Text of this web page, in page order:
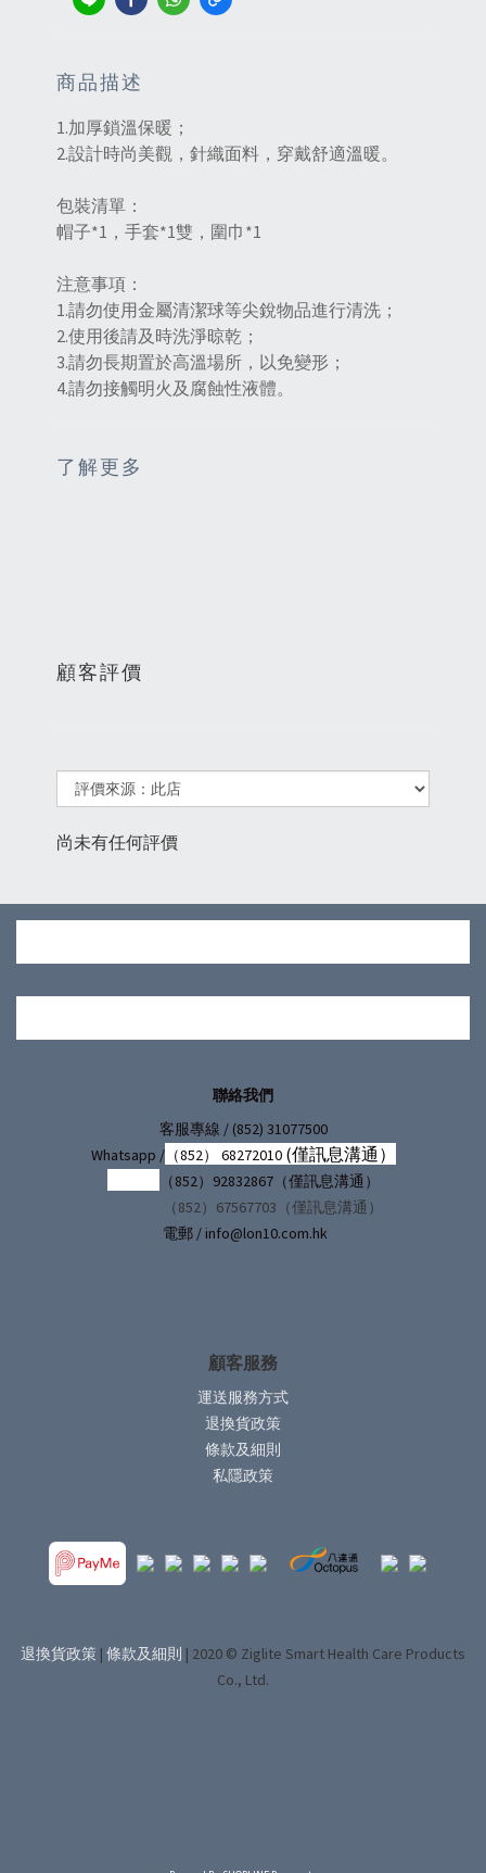
商品描述
1.加厚鎖溫保暖；
2.設計時尚美觀，針織面料，穿戴舒適溫暖。
包裝清單：
帽子*1，手套*1雙，圍巾*1
注意事項：
1.請勿使用金屬清潔球等尖銳物品進行清洗；
2.使用後請及時洗淨晾乾；
3.請勿長期置於高溫場所，以免變形；
4.請勿接觸明火及腐蝕性液體。
了解更多
顧客評價
尚未有任何評價
聯絡我們
客服專線 / (852) 31077500
Whatsapp /（852） 68272010 (僅訊息溝通）
（852）92832867（僅訊息溝通）
（852）67567703（僅訊息溝通）
電郵 / info@lon10.com.hk
顧客服務
運送服務方式
退換貨政策
條款及細則
私隱政策
退換貨政策 | 條款及細則 | 2020 © Ziglite Smart Health Care Products
Co., Ltd.